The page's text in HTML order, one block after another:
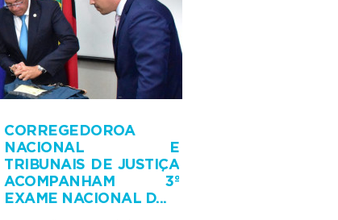
CORREGEDOROA
NACIONAL E
TRIBUNAIS DE JUSTIÇA
ACOMPANHAM 3º
EXAME NACIONAL D...